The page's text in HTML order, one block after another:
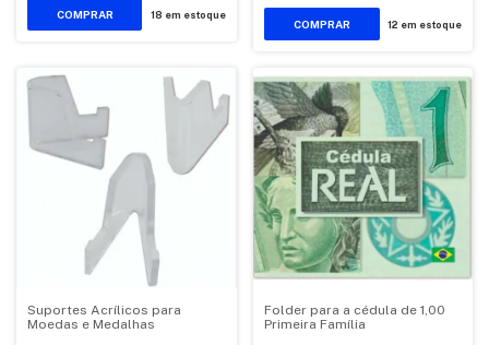
18 em estoque
12 em estoque
Suportes Acrílicos para
Moedas e Medalhas
Folder para a cédula de 1,00
Primeira Família